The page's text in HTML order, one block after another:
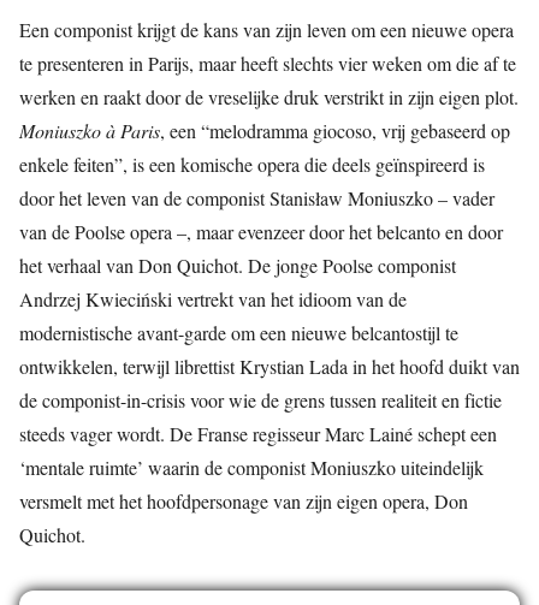
Een componist krijgt de kans van zijn leven om een nieuwe opera
te presenteren in Parijs, maar heeft slechts vier weken om die af te
werken en raakt door de vreselijke druk verstrikt in zijn eigen plot.
Moniuszko à Paris, een “melodramma giocoso, vrij gebaseerd op
enkele feiten”, is een komische opera die deels geïnspireerd is
door het leven van de componist Stanisław Moniuszko – vader
van de Poolse opera –, maar evenzeer door het belcanto en door
het verhaal van Don Quichot. De jonge Poolse componist
Andrzej Kwieciński vertrekt van het idioom van de
modernistische avant-garde om een nieuwe belcantostijl te
ontwikkelen, terwijl librettist Krystian Lada in het hoofd duikt van
de componist-in-crisis voor wie de grens tussen realiteit en fictie
steeds vager wordt. De Franse regisseur Marc Lainé schept een
‘mentale ruimte’ waarin de componist Moniuszko uiteindelijk
versmelt met het hoofdpersonage van zijn eigen opera, Don
Quichot.